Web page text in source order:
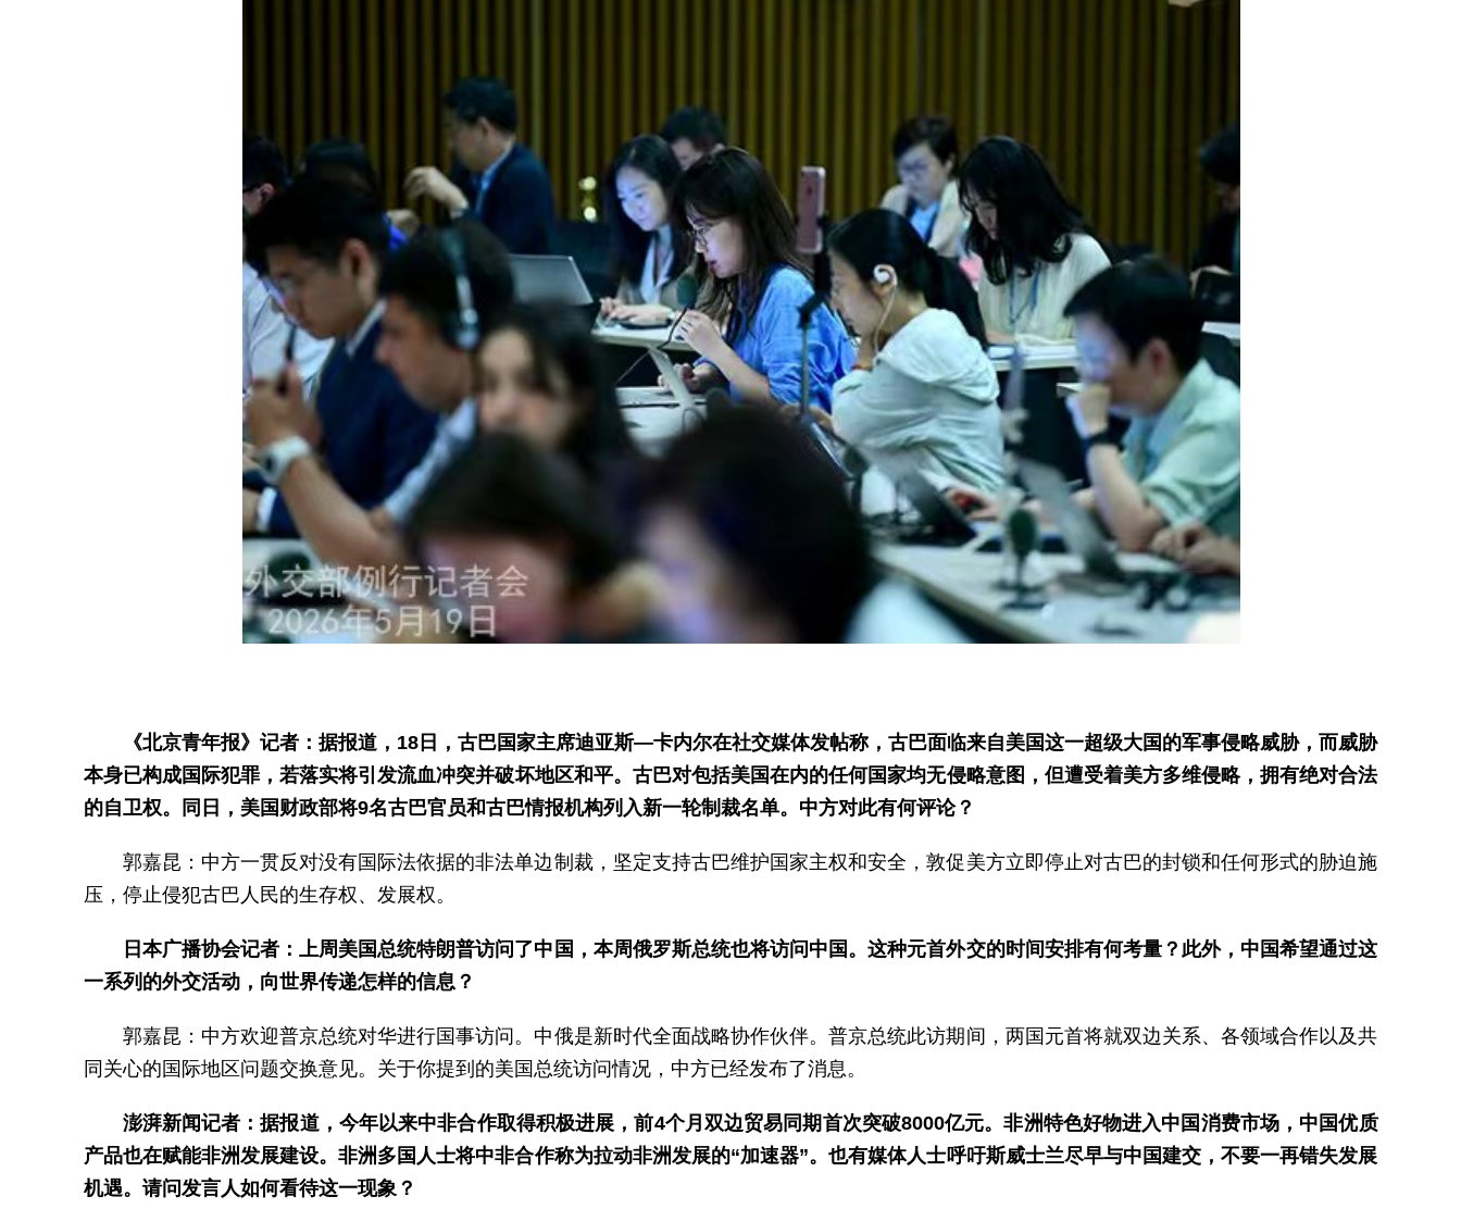
《北京青年报》记者：据报道，18日，古巴国家主席迪亚斯—卡内尔在社交媒体发帖称，古巴面临来自美国这一超级大国的军事侵略威胁，而威胁
本身已构成国际犯罪，若落实将引发流血冲突并破坏地区和平。古巴对包括美国在内的任何国家均无侵略意图，但遭受着美方多维侵略，拥有绝对合法
的自卫权。同日，美国财政部将9名古巴官员和古巴情报机构列入新一轮制裁名单。中方对此有何评论？
郭嘉昆：中方一贯反对没有国际法依据的非法单边制裁，坚定支持古巴维护国家主权和安全，敦促美方立即停止对古巴的封锁和任何形式的胁迫施
压，停止侵犯古巴人民的生存权、发展权。
日本广播协会记者：上周美国总统特朗普访问了中国，本周俄罗斯总统也将访问中国。这种元首外交的时间安排有何考量？此外，中国希望通过这
一系列的外交活动，向世界传递怎样的信息？
郭嘉昆：中方欢迎普京总统对华进行国事访问。中俄是新时代全面战略协作伙伴。普京总统此访期间，两国元首将就双边关系、各领域合作以及共
同关心的国际地区问题交换意见。关于你提到的美国总统访问情况，中方已经发布了消息。
澎湃新闻记者：据报道，今年以来中非合作取得积极进展，前4个月双边贸易同期首次突破8000亿元。非洲特色好物进入中国消费市场，中国优质
产品也在赋能非洲发展建设。非洲多国人士将中非合作称为拉动非洲发展的“加速器”。也有媒体人士呼吁斯威士兰尽早与中国建交，不要一再错失发展
机遇。请问发言人如何看待这一现象？